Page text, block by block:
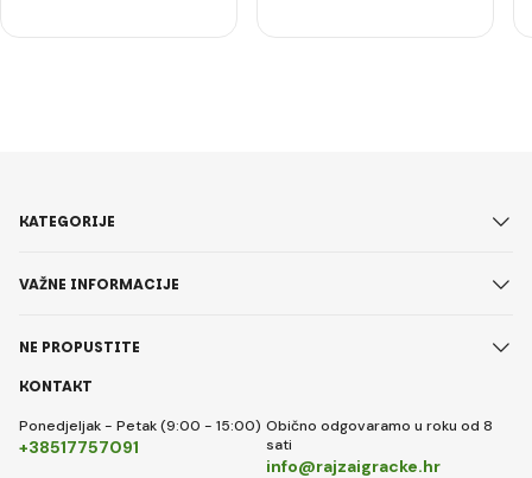
KONTAKT
Ponedjeljak - Petak (9:00 - 15:00)
+38517757091
Obično odgovaramo u roku od 8
sati
info@rajzaigracke.hr
KATEGORIJE
VAŽNE INFORMACIJE
NE PROPUSTITE